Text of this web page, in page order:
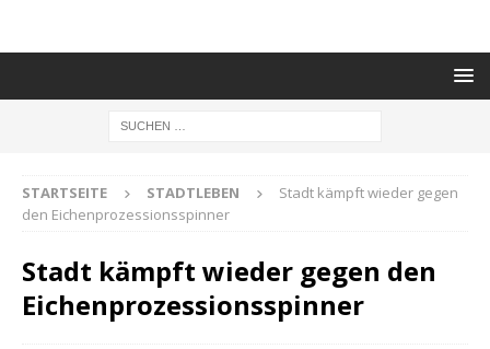
STARTSEITE STADTLEBEN
Stadt kämpft wieder gegen
den Eichenprozessionsspinner
Stadt kämpft wieder gegen den
Eichenprozessionsspinner